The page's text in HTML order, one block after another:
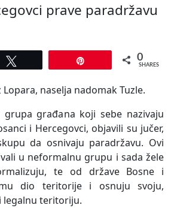
prave paradržavu
0
SHARES
naselja nadomak Tuzle.
grupa građana koji sebe nazivaju
i Hercegovci, objavili su jučer,
da osnivaju paradržavu. Ovi
u neformalnu grupu i sada žele
te od države Bosne i
dio teritorije i osnuju svoju,
legalnu teritoriju.